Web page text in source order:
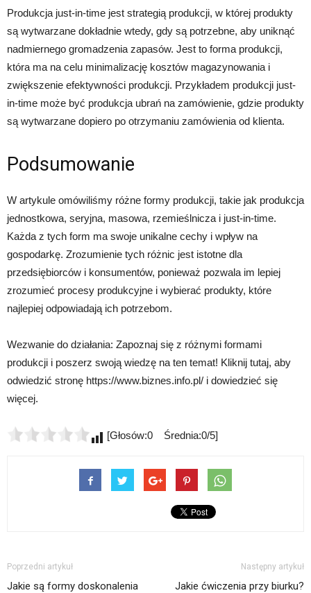
Produkcja just-in-time jest strategią produkcji, w której produkty
są wytwarzane dokładnie wtedy, gdy są potrzebne, aby uniknąć
nadmiernego gromadzenia zapasów. Jest to forma produkcji,
która ma na celu minimalizację kosztów magazynowania i
zwiększenie efektywności produkcji. Przykładem produkcji just-
in-time może być produkcja ubrań na zamówienie, gdzie produkty
są wytwarzane dopiero po otrzymaniu zamówienia od klienta.
Podsumowanie
W artykule omówiliśmy różne formy produkcji, takie jak produkcja
jednostkowa, seryjna, masowa, rzemieślnicza i just-in-time.
Każda z tych form ma swoje unikalne cechy i wpływ na
gospodarkę. Zrozumienie tych różnic jest istotne dla
przedsiębiorców i konsumentów, ponieważ pozwala im lepiej
zrozumieć procesy produkcyjne i wybierać produkty, które
najlepiej odpowiadają ich potrzebom.
Wezwanie do działania: Zapoznaj się z różnymi formami
produkcji i poszerz swoją wiedzę na ten temat! Kliknij tutaj, aby
odwiedzić stronę https://www.biznes.info.pl/ i dowiedzieć się
więcej.
[Głosów:0 Średnia:0/5]
Poprzedni artykuł
Jakie są formy doskonalenia
Następny artykuł
Jakie ćwiczenia przy biurku?